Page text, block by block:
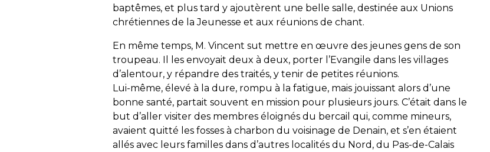
baptêmes, et plus tard y ajoutèrent une belle salle, destinée aux Unions
chrétiennes de la Jeunesse et aux réunions de chant.
En même temps, M. Vincent sut mettre en œuvre des jeunes gens de son
troupeau. Il les envoyait deux à deux, porter l’Evangile dans les villages
d’alentour, y répandre des traités, y tenir de petites réunions.
Lui-même, élevé à la dure, rompu à la fatigue, mais jouissant alors d’une
bonne santé, partait souvent en mission pour plusieurs jours. C’était dans le
but d’aller visiter des membres éloignés du bercail qui, comme mineurs,
avaient quitté les fosses à charbon du voisinage de Denain, et s’en étaient
allés avec leurs familles dans d’autres localités du Nord, du Pas-de-Calais